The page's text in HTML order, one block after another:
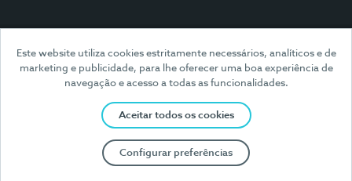
Este website utiliza cookies estritamente necessários, analíticos e de
marketing e publicidade, para lhe oferecer uma boa experiência de
navegação e acesso a todas as funcionalidades.
Aceitar todos os cookies
Configurar preferências